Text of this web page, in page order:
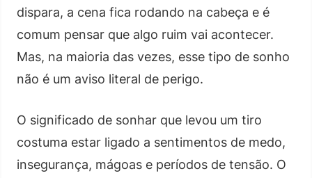
dispara, a cena fica rodando na cabeça e é
comum pensar que algo ruim vai acontecer.
Mas, na maioria das vezes, esse tipo de sonho
não é um aviso literal de perigo.
O significado de sonhar que levou um tiro
costuma estar ligado a sentimentos de medo,
insegurança, mágoas e períodos de tensão. O